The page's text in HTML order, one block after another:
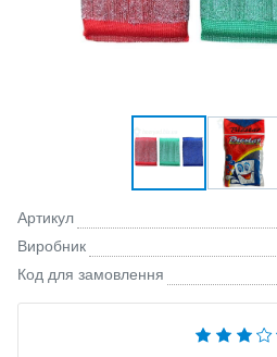
Артикул
Виробник
Код для замовлення